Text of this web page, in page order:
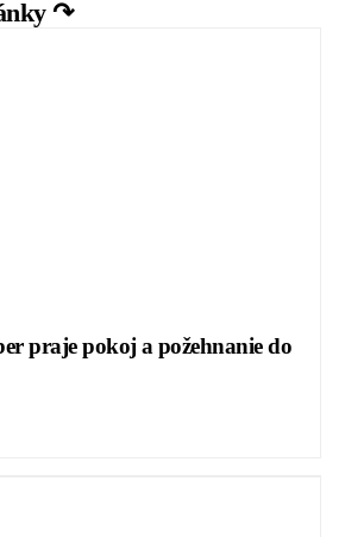
↷
praje pokoj a požehnanie do